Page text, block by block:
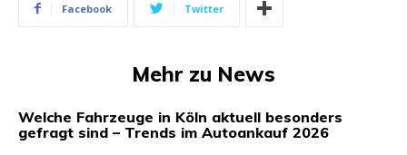
Facebook Twitter
Mehr zu News
Welche Fahrzeuge in Köln aktuell besonders
gefragt sind – Trends im Autoankauf 2026